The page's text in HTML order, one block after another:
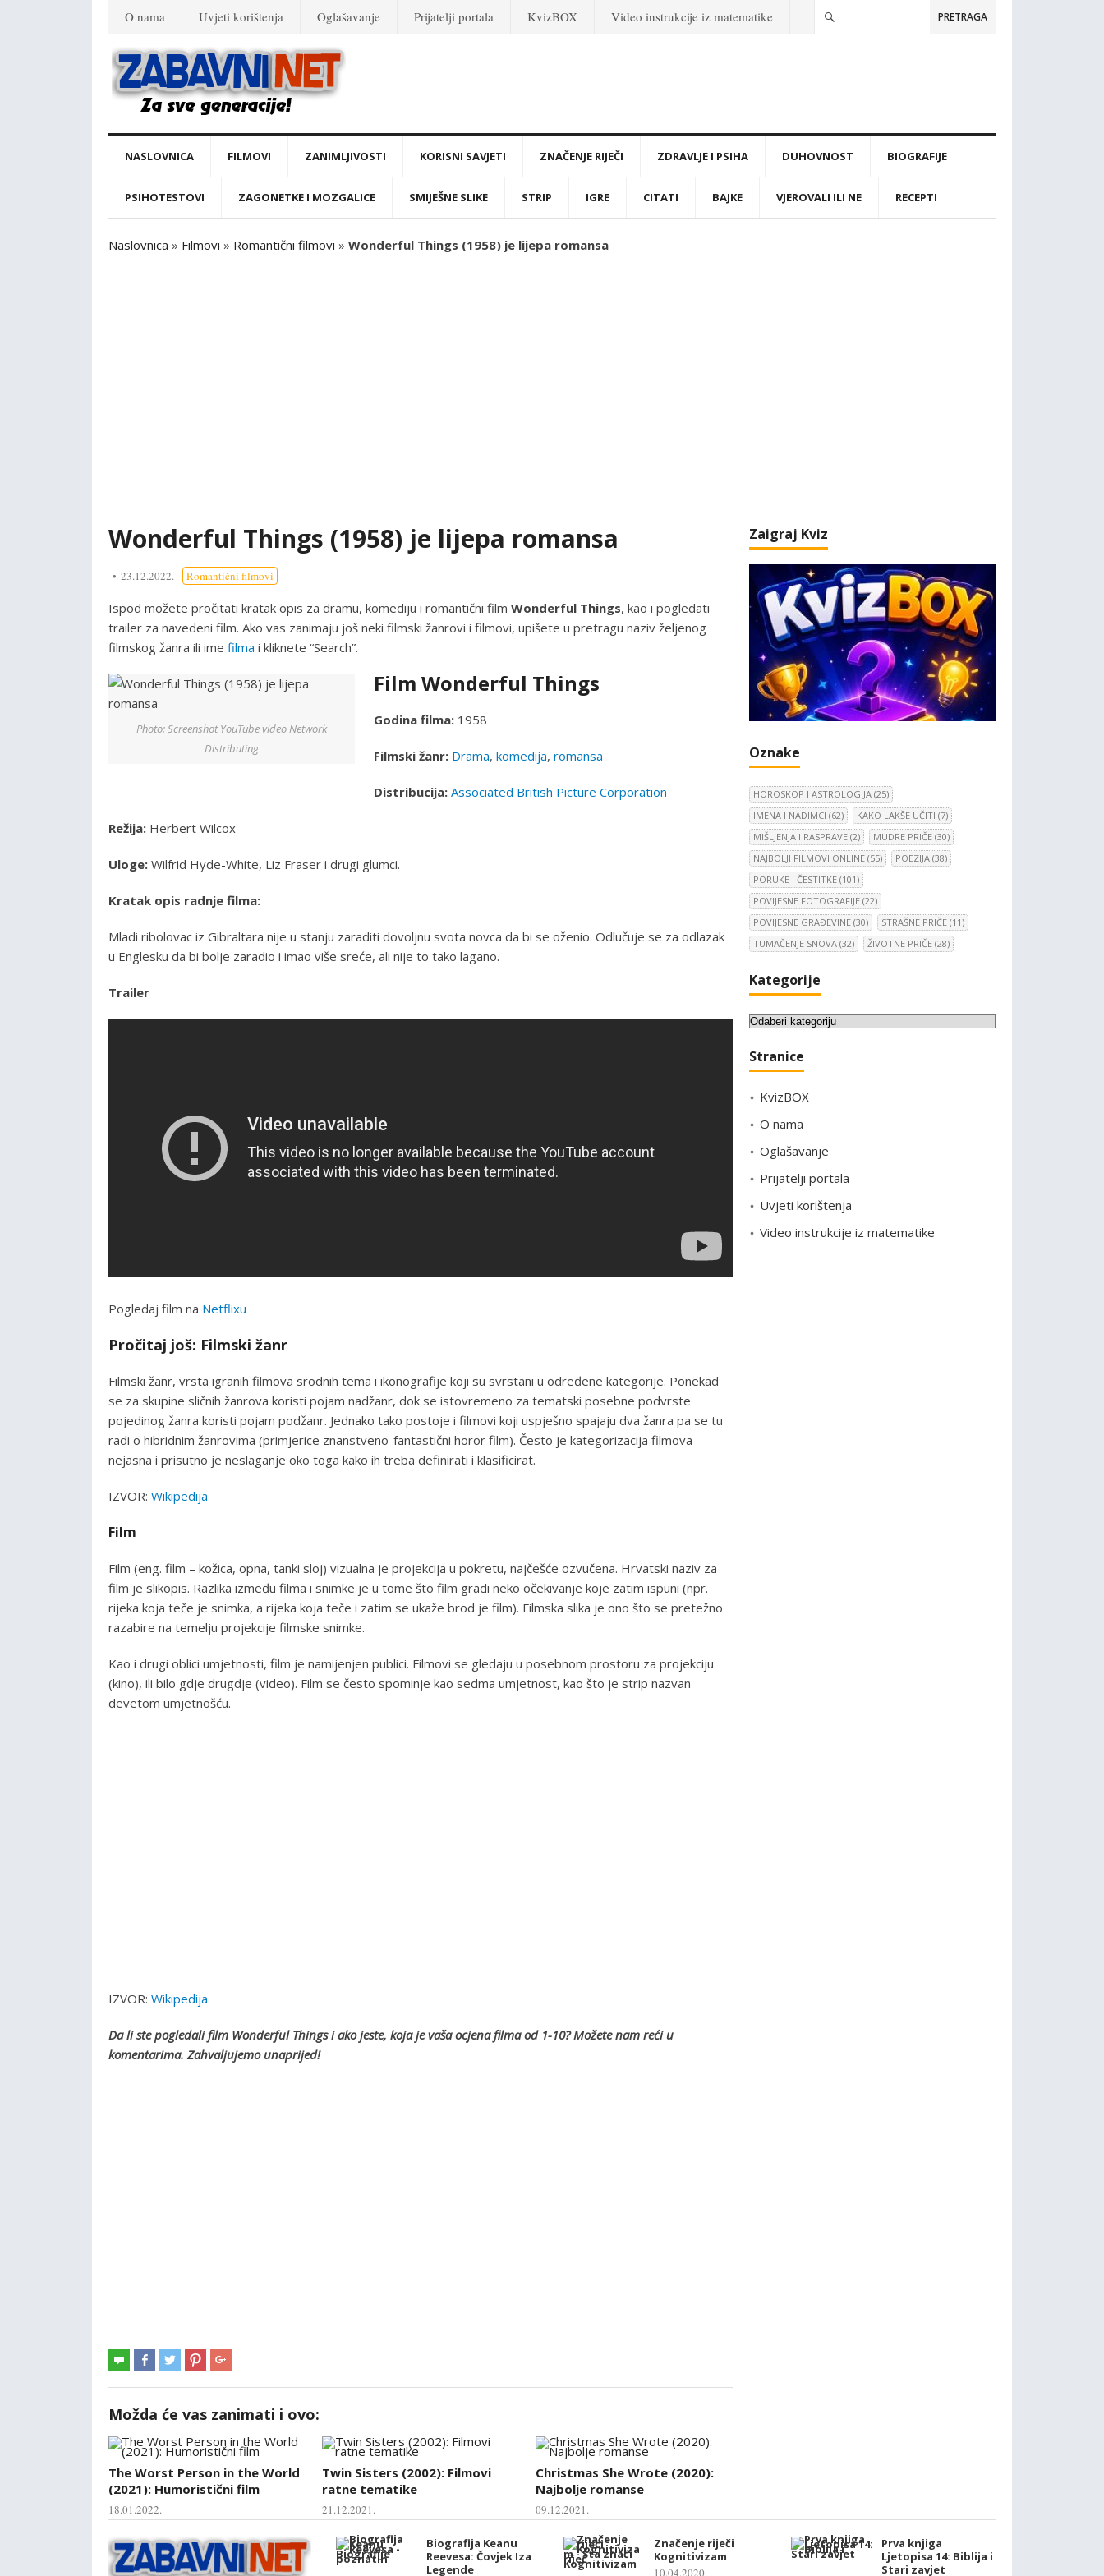
O nama Uvjeti korištenja Oglašavanje Prijatelji portala KvizBOX Video instrukcije iz matematike PRETRAGA
NASLOVNICA FILMOVI ZANIMLJIVOSTI KORISNI SAVJETI ZNAČENJE RIJEČI ZDRAVLJE I PSIHA DUHOVNOST BIOGRAFIJE
PSIHOTESTOVI ZAGONETKE I MOZGALICE SMIJEŠNE SLIKE STRIP IGRE CITATI BAJKE VJEROVALI ILI NE RECEPTI
Naslovnica » Filmovi » Romantični filmovi » Wonderful Things (1958) je lijepa romansa
Wonderful Things (1958) je lijepa romansa
23.12.2022. Romantični filmovi
Ispod možete pročitati kratak opis za dramu, komediju i romantični film Wonderful Things, kao i pogledati
trailer za navedeni film. Ako vas zanimaju još neki filmski žanrovi i filmovi, upišete u pretragu naziv željenog
filmskog žanra ili ime filma i kliknete “Search”.
Photo: Screenshot YouTube video Network
Distributing
Film Wonderful Things
Godina filma:1958
Filmski žanr: Drama, komedija, romansa
Distribucija: Associated British Picture Corporation
Režija: Herbert Wilcox
Uloge: Wilfrid Hyde-White, Liz Fraser i drugi glumci.
Kratak opis radnje filma:
Mladi ribolovac iz Gibraltara nije u stanju zaraditi dovoljnu svota novca da bi se oženio. Odlučuje se za odlazak
u Englesku da bi bolje zaradio i imao više sreće, ali nije to tako lagano.
Trailer
Pogledaj film na Netflixu
Pročitaj još: Filmski žanr
Filmski žanr, vrsta igranih filmova srodnih tema i ikonografije koji su svrstani u određene kategorije. Ponekad
se za skupine sličnih žanrova koristi pojam nadžanr, dok se istovremeno za tematski posebne podvrste
pojedinog žanra koristi pojam podžanr. Jednako tako postoje i filmovi koji uspješno spajaju dva žanra pa se tu
radi o hibridnim žanrovima (primjerice znanstveno-fantastični horor film). Često je kategorizacija filmova
nejasna i prisutno je neslaganje oko toga kako ih treba definirati i klasificirat.
IZVOR: Wikipedija
Film
Film (eng. film – kožica, opna, tanki sloj) vizualna je projekcija u pokretu, najčešće ozvučena. Hrvatski naziv za
film je slikopis. Razlika između filma i snimke je u tome što film gradi neko očekivanje koje zatim ispuni (npr.
rijeka koja teče je snimka, a rijeka koja teče i zatim se ukaže brod je film). Filmska slika je ono što se pretežno
razabire na temelju projekcije filmske snimke.
Kao i drugi oblici umjetnosti, film je namijenjen publici. Filmovi se gledaju u posebnom prostoru za projekciju
(kino), ili bilo gdje drugdje (video). Film se često spominje kao sedma umjetnost, kao što je strip nazvan
devetom umjetnošću.
IZVOR: Wikipedija
Da li ste pogledali film Wonderful Things i ako jeste, koja je vaša ocjena filma od 1-10? Možete nam reći u
komentarima. Zahvaljujemo unaprijed!
Možda će vas zanimati i ovo:
The Worst Person in the World
(2021): Humoristični film
18.01.2022.
Twin Sisters (2002): Filmovi
ratne tematike
21.12.2021.
Christmas She Wrote (2020):
Najbolje romanse
09.12.2021.
Zaigraj Kviz
Oznake
HOROSKOP I ASTROLOGIJA (25)
IMENA I NADIMCI (62) KAKO LAKŠE UČITI (7)
MIŠLJENJA I RASPRAVE (2) MUDRE PRIČE (30)
NAJBOLJI FILMOVI ONLINE (55) POEZIJA (38)
PORUKE I ČESTITKE (101)
POVIJESNE FOTOGRAFIJE (22)
POVIJESNE GRAĐEVINE (30) STRAŠNE PRIČE (11)
TUMAČENJE SNOVA (32) ŽIVOTNE PRIČE (28)
Kategorije
K
t
g
o
i
j
Stranice
KvizBOX
O nama
Oglašavanje
Prijatelji portala
Uvjeti korištenja
Video instrukcije iz matematike
Biografija Keanu
Reevesa: Čovjek Iza
Legende
Značenje riječi
Kognitivizam
10.04.2020.
Prva knjiga
Ljetopisa 14: Biblija i
Stari zavjet